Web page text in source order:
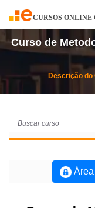
CURSOS ONLINE
Curso de
Descrição do